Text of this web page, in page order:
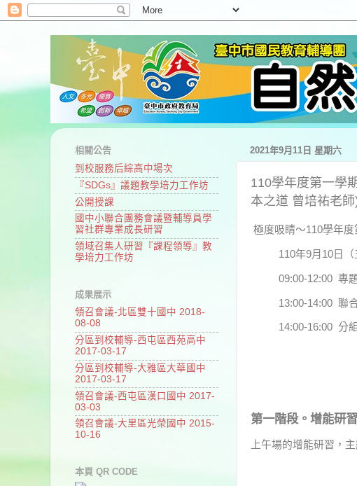
2021年9月11日 星期六
110學年度第一學
本之道 曾培祐老
極度吸睛～110學年
110年9月10日
09:00-12:00 專
13:00-14:00 聯
14:00-16:00 分
第一階段。增能研習
上午場的增能研習，
相關公告
到校服務后綜高中場次
『SDGs』議題教學培力工作坊
公開授課
國中小聯合團務會議暨輔導員學
習社群專業成長研習
領域召集人研習『課程領導』教
學培力工作坊
成果展示
領召會議-北區雙十國中 2018-
08-08
分區到校輔導-西屯區西苑高中
2017-03-17
分區到校輔導-大雅區大華國中
2017-03-17
領召會議-西屯區漢口國中 2017-
03-03
領召會議-大里區光榮國中 2015-
10-16
本頁 QR CODE